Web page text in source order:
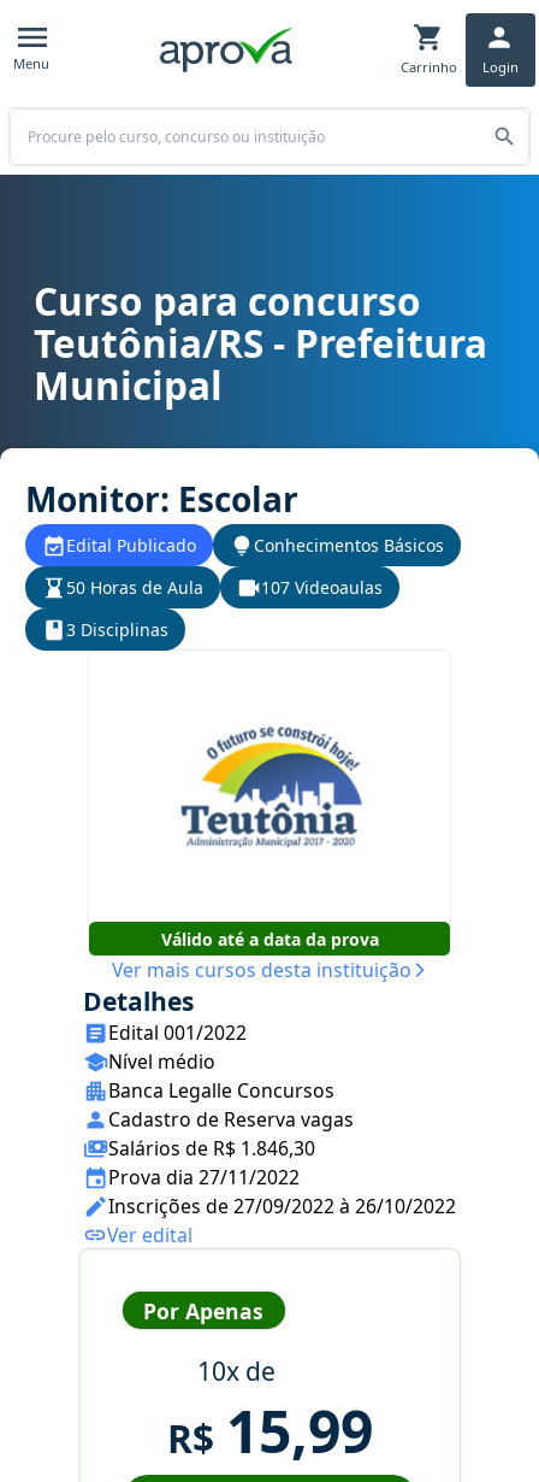
Menu Carrinho Login
Buscar
Curso para concurso Teutônia/RS - Prefeitura Municipal cargo
Curso para concurso
Teutônia/RS - Prefeitura
Municipal
Monitor: Escolar
Edital Publicado
Conhecimentos Básicos
50 Horas de Aula
107 Videoaulas
3 Disciplinas
Válido até a data da prova
Ver mais cursos desta instituição
Detalhes
Edital 001/2022
Nível médio
Banca Legalle Concursos
Cadastro de Reserva vagas
Salários de R$ 1.846,30
Prova dia 27/11/2022
Inscrições de 27/09/2022 à 26/10/2022
Ver edital
Por Apenas
10x de
R$ 15,99